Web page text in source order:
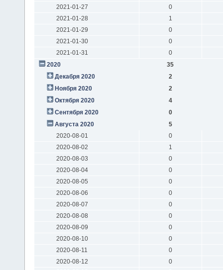
2021-01-27
0
2021-01-28
1
2021-01-29
0
2021-01-30
0
2021-01-31
0
2020
35
Декабря 2020
2
Ноября 2020
2
Октября 2020
4
Сентября 2020
0
Августа 2020
5
2020-08-01
0
2020-08-02
1
2020-08-03
0
2020-08-04
0
2020-08-05
0
2020-08-06
0
2020-08-07
0
2020-08-08
0
2020-08-09
0
2020-08-10
0
2020-08-11
0
2020-08-12
0